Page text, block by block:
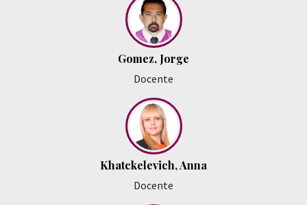
Gomez, Jorge
Docente
Khatckelevich, Anna
Docente